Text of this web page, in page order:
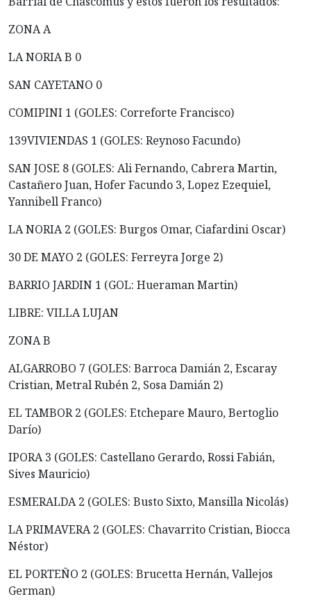
ZONA A
LA NORIA B 0
SAN CAYETANO 0
COMIPINI 1 (GOLES: Correforte Francisco)
139VIVIENDAS 1 (GOLES: Reynoso Facundo)
SAN JOSE 8 (GOLES: Ali Fernando, Cabrera Martin,
Castañero Juan, Hofer Facundo 3, Lopez Ezequiel,
Yannibell Franco)
LA NORIA 2 (GOLES: Burgos Omar, Ciafardini Oscar)
30 DE MAYO 2 (GOLES: Ferreyra Jorge 2)
BARRIO JARDIN 1 (GOL: Hueraman Martin)
LIBRE: VILLA LUJAN
ZONA B
ALGARROBO 7 (GOLES: Barroca Damián 2, Escaray
Cristian, Metral Rubén 2, Sosa Damián 2)
EL TAMBOR 2 (GOLES: Etchepare Mauro, Bertoglio
Darío)
IPORA 3 (GOLES: Castellano Gerardo, Rossi Fabián,
Sives Mauricio)
ESMERALDA 2 (GOLES: Busto Sixto, Mansilla Nicolás)
LA PRIMAVERA 2 (GOLES: Chavarrito Cristian, Biocca
Néstor)
EL PORTEÑO 2 (GOLES: Brucetta Hernán, Vallejos
German)